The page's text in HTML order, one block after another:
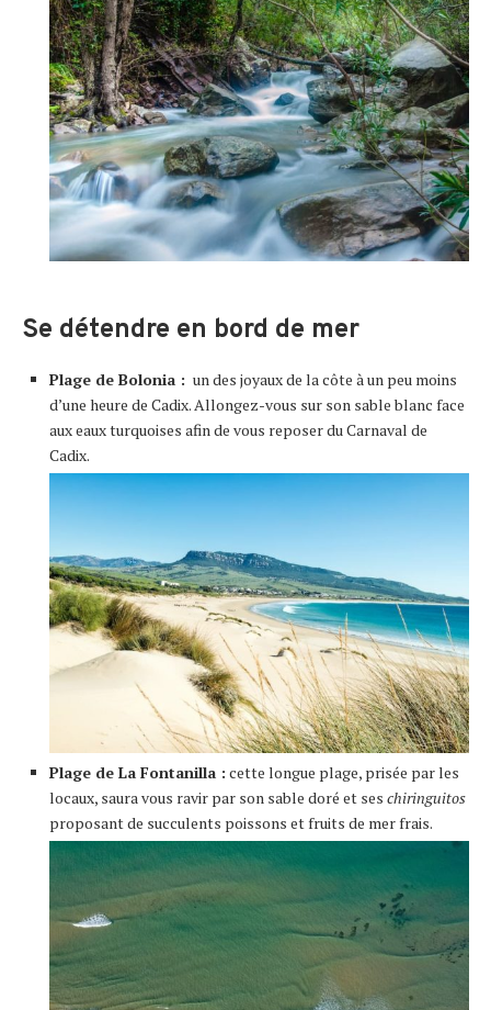
Se détendre en bord de mer
Plage de Bolonia : un des joyaux de la côte à un peu moins
d’une heure de Cadix. Allongez-vous sur son sable blanc face
aux eaux turquoises afin de vous reposer du Carnaval de
Cadix.
Plage de La Fontanilla : cette longue plage, prisée par les
locaux, saura vous ravir par son sable doré et ses chiringuitos
proposant de succulents poissons et fruits de mer frais.